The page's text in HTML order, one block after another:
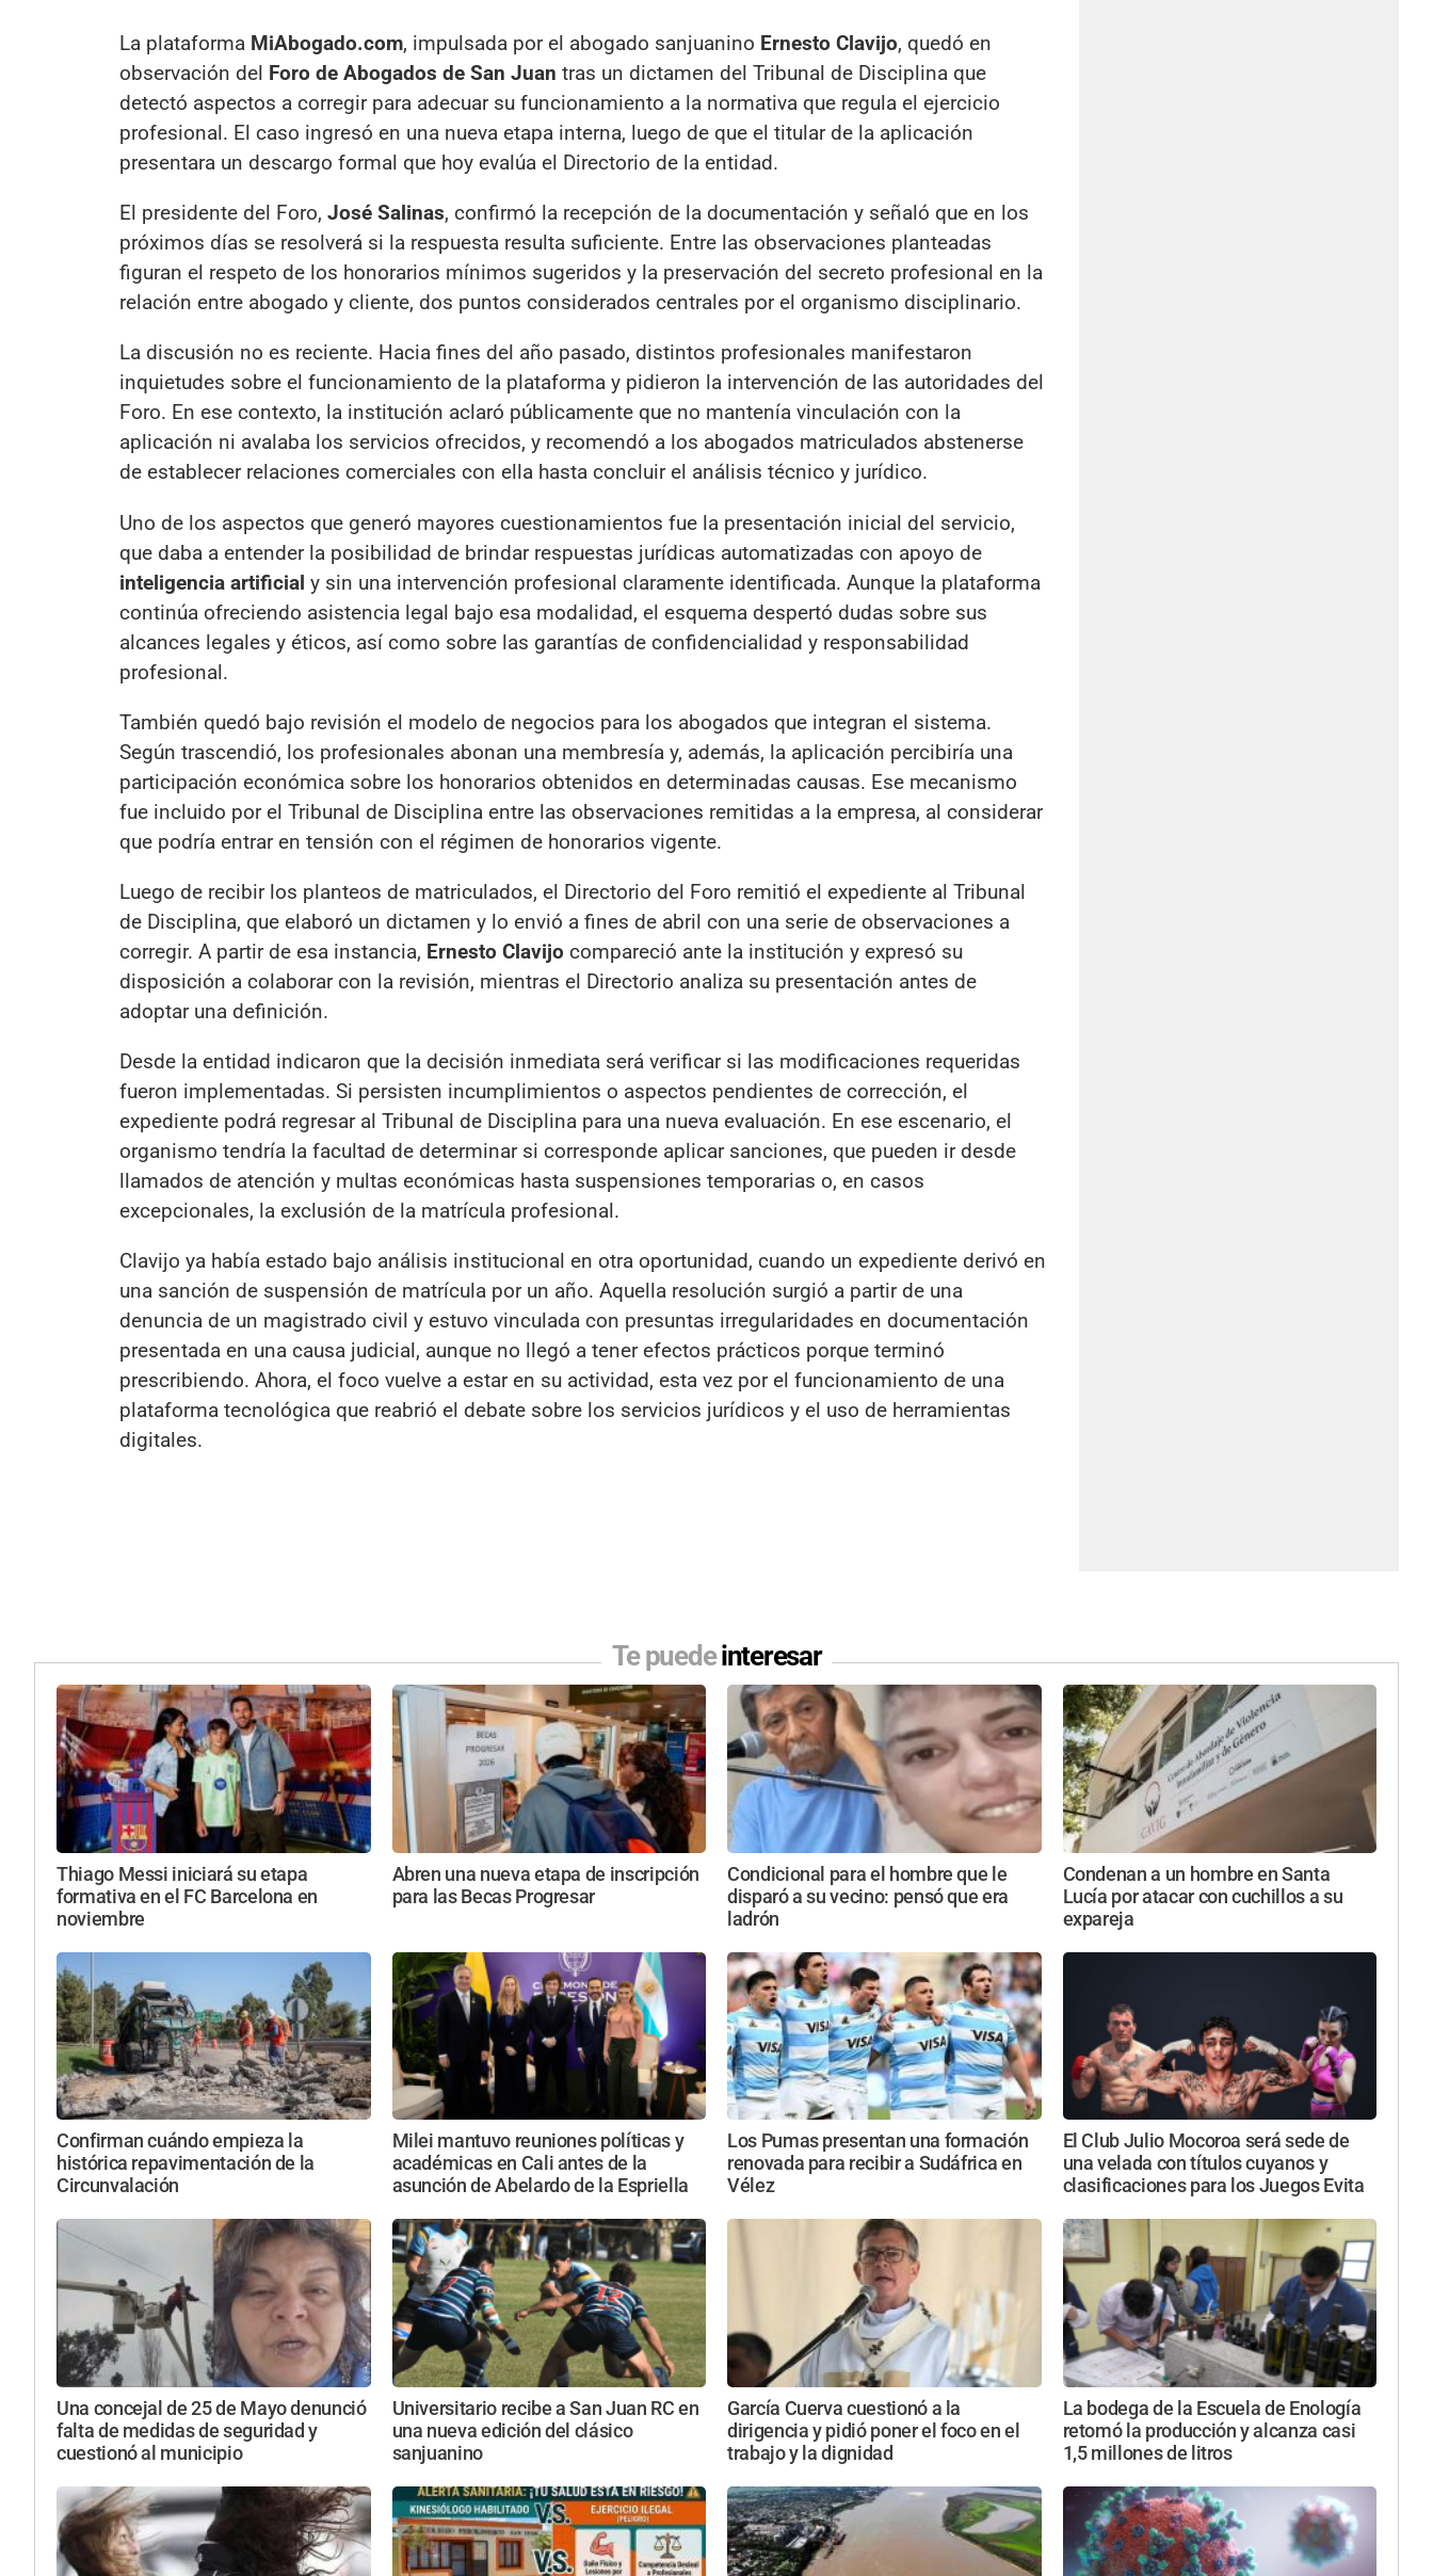
La plataforma MiAbogado.com, impulsada por el abogado sanjuanino Ernesto Clavijo, quedó en
observación del Foro de Abogados de San Juan tras un dictamen del Tribunal de Disciplina que
detectó aspectos a corregir para adecuar su funcionamiento a la normativa que regula el ejercicio
profesional. El caso ingresó en una nueva etapa interna, luego de que el titular de la aplicación
presentara un descargo formal que hoy evalúa el Directorio de la entidad.
El presidente del Foro, José Salinas, confirmó la recepción de la documentación y señaló que en los
próximos días se resolverá si la respuesta resulta suficiente. Entre las observaciones planteadas
figuran el respeto de los honorarios mínimos sugeridos y la preservación del secreto profesional en la
relación entre abogado y cliente, dos puntos considerados centrales por el organismo disciplinario.
La discusión no es reciente. Hacia fines del año pasado, distintos profesionales manifestaron
inquietudes sobre el funcionamiento de la plataforma y pidieron la intervención de las autoridades del
Foro. En ese contexto, la institución aclaró públicamente que no mantenía vinculación con la
aplicación ni avalaba los servicios ofrecidos, y recomendó a los abogados matriculados abstenerse
de establecer relaciones comerciales con ella hasta concluir el análisis técnico y jurídico.
Uno de los aspectos que generó mayores cuestionamientos fue la presentación inicial del servicio,
que daba a entender la posibilidad de brindar respuestas jurídicas automatizadas con apoyo de
inteligencia artificial y sin una intervención profesional claramente identificada. Aunque la plataforma
continúa ofreciendo asistencia legal bajo esa modalidad, el esquema despertó dudas sobre sus
alcances legales y éticos, así como sobre las garantías de confidencialidad y responsabilidad
profesional.
También quedó bajo revisión el modelo de negocios para los abogados que integran el sistema.
Según trascendió, los profesionales abonan una membresía y, además, la aplicación percibiría una
participación económica sobre los honorarios obtenidos en determinadas causas. Ese mecanismo
fue incluido por el Tribunal de Disciplina entre las observaciones remitidas a la empresa, al considerar
que podría entrar en tensión con el régimen de honorarios vigente.
Luego de recibir los planteos de matriculados, el Directorio del Foro remitió el expediente al Tribunal
de Disciplina, que elaboró un dictamen y lo envió a fines de abril con una serie de observaciones a
corregir. A partir de esa instancia, Ernesto Clavijo compareció ante la institución y expresó su
disposición a colaborar con la revisión, mientras el Directorio analiza su presentación antes de
adoptar una definición.
Desde la entidad indicaron que la decisión inmediata será verificar si las modificaciones requeridas
fueron implementadas. Si persisten incumplimientos o aspectos pendientes de corrección, el
expediente podrá regresar al Tribunal de Disciplina para una nueva evaluación. En ese escenario, el
organismo tendría la facultad de determinar si corresponde aplicar sanciones, que pueden ir desde
llamados de atención y multas económicas hasta suspensiones temporarias o, en casos
excepcionales, la exclusión de la matrícula profesional.
Clavijo ya había estado bajo análisis institucional en otra oportunidad, cuando un expediente derivó en
una sanción de suspensión de matrícula por un año. Aquella resolución surgió a partir de una
denuncia de un magistrado civil y estuvo vinculada con presuntas irregularidades en documentación
presentada en una causa judicial, aunque no llegó a tener efectos prácticos porque terminó
prescribiendo. Ahora, el foco vuelve a estar en su actividad, esta vez por el funcionamiento de una
plataforma tecnológica que reabrió el debate sobre los servicios jurídicos y el uso de herramientas
digitales.
Te puedeinteresar
Thiago Messi iniciará su etapa
formativa en el FC Barcelona en
noviembre
Abren una nueva etapa de inscripción
para las Becas Progresar
Condicional para el hombre que le
disparó a su vecino: pensó que era
ladrón
Condenan a un hombre en Santa
Lucía por atacar con cuchillos a su
expareja
Confirman cuándo empieza la
histórica repavimentación de la
Circunvalación
Milei mantuvo reuniones políticas y
académicas en Cali antes de la
asunción de Abelardo de la Espriella
Los Pumas presentan una formación
renovada para recibir a Sudáfrica en
Vélez
El Club Julio Mocoroa será sede de
una velada con títulos cuyanos y
clasificaciones para los Juegos Evita
Una concejal de 25 de Mayo denunció
falta de medidas de seguridad y
cuestionó al municipio
Universitario recibe a San Juan RC en
una nueva edición del clásico
sanjuanino
García Cuerva cuestionó a la
dirigencia y pidió poner el foco en el
trabajo y la dignidad
La bodega de la Escuela de Enología
retomó la producción y alcanza casi
1,5 millones de litros